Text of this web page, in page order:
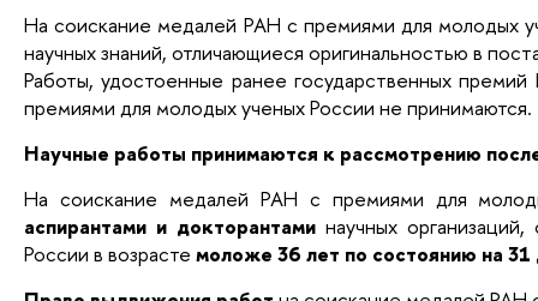
На соискание медалей РАН с премиями для молодых
научных знаний, отличающиеся оригинальностью в
Работы, удостоенные ранее государственных
премиями для молодых ученых России не принимаются.
Научные работы принимаются к рассмотрению
На соискание медалей РАН с премиями для
аспирантами и докторантами научных
России в возрасте моложе 36 лет по состоянию на